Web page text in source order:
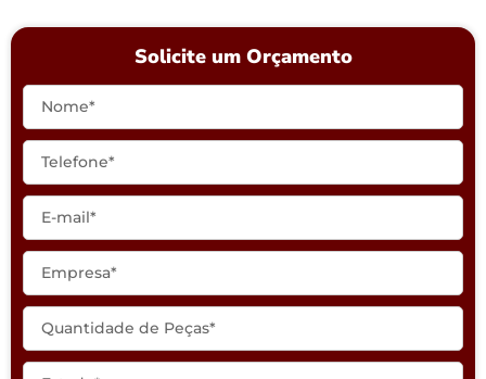
Solicite um Orçamento